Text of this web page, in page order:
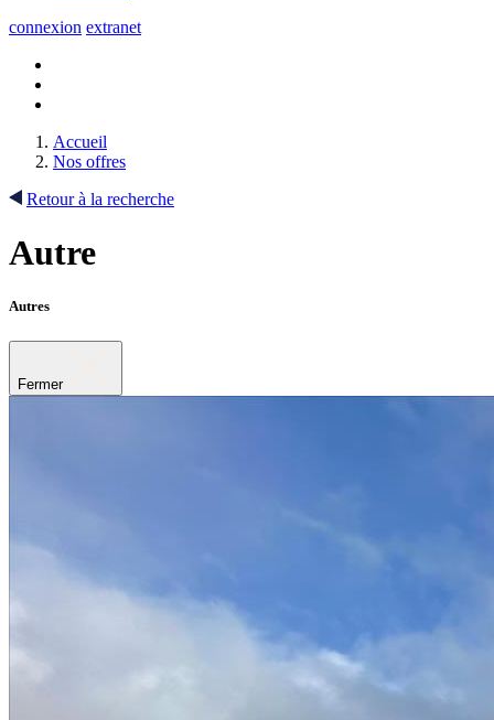
connexion extranet
Accueil
Nos offres
Retour à la recherche
Autre
Autres
Fermer